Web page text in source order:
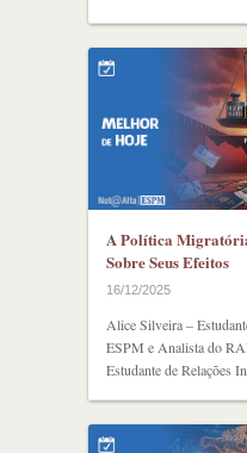
A Política
Sobre Seus Efeitos
16/12/2025
Alice Silveira –
ESPM e Analista do
Estudante de Relações